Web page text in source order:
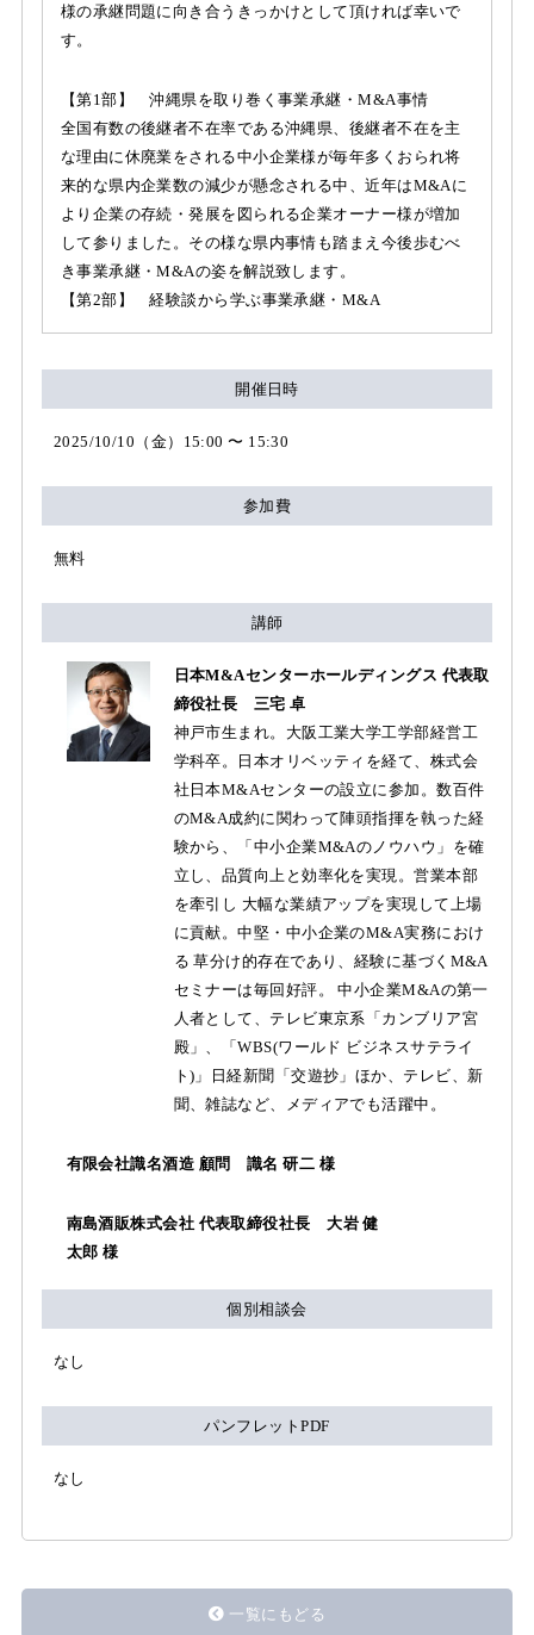
様の承継問題に向き合うきっかけとして頂ければ幸いで
す。
【第1部】 沖縄県を取り巻く事業承継・M&A事情
全国有数の後継者不在率である沖縄県、後継者不在を主
な理由に休廃業をされる中小企業様が毎年多くおられ将
来的な県内企業数の減少が懸念される中、近年はM&Aに
より企業の存続・発展を図られる企業オーナー様が増加
して参りました。その様な県内事情も踏まえ今後歩むべ
き事業承継・M&Aの姿を解説致します。
【第2部】 経験談から学ぶ事業承継・M&A
開催日時
2025/10/10（金）15:00 〜 15:30
参加費
無料
講師
日本M&Aセンターホールディングス 代表取
締役社長 三宅 卓
神戸市生まれ。大阪工業大学工学部経営工
学科卒。日本オリベッティを経て、株式会
社日本M&Aセンターの設立に参加。数百件
のM&A成約に関わって陣頭指揮を執った経
験から、「中小企業M&Aのノウハウ」を確
立し、品質向上と効率化を実現。営業本部
を牽引し 大幅な業績アップを実現して上場
に貢献。中堅・中小企業のM&A実務におけ
る 草分け的存在であり、経験に基づくM&A
セミナーは毎回好評。 中小企業M&Aの第一
人者として、テレビ東京系「カンブリア宮
殿」、「WBS(ワールド ビジネスサテライ
ト)」日経新聞「交遊抄」ほか、テレビ、新
聞、雑誌など、メディアでも活躍中。
有限会社識名酒造 顧問 識名 研二 様
南島酒販株式会社 代表取締役社長 大岩 健
太郎 様
個別相談会
なし
パンフレットPDF
なし
一覧にもどる